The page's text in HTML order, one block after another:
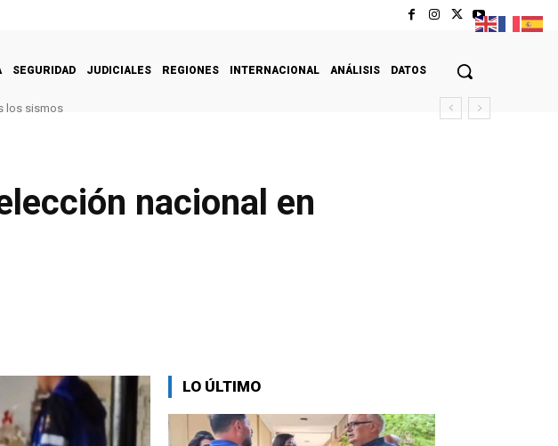
SEGURIDAD JUDICIALES REGIONES INTERNACIONAL ANÁLISIS DATOS
sismos
femenina de baloncesto
nacional en
LO ÚLTIMO